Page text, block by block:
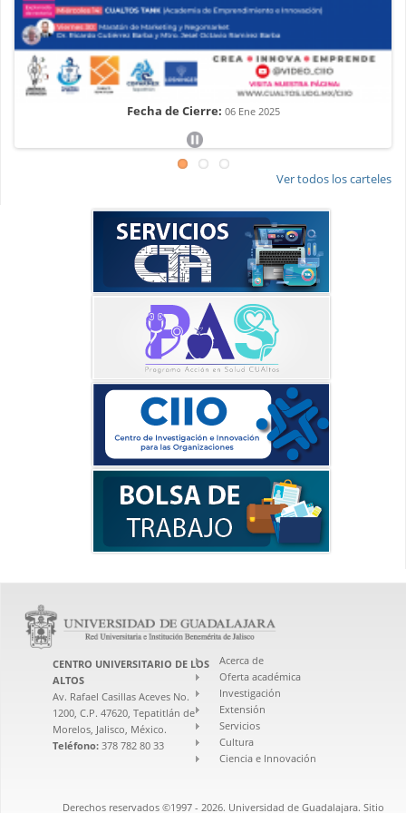
Fecha de Cierre: 06 Ene 2025
Pause
Ver todos los carteles
CENTRO UNIVERSITARIO DE LOS
ALTOS
Av. Rafael Casillas Aceves No.
1200, C.P. 47620, Tepatitlán de
Morelos, Jalisco, México.
Teléfono: 378 782 80 33
Acerca de
Oferta académica
Investigación
Extensión
Servicios
Cultura
Ciencia e Innovación
Derechos reservados ©1997 - 2026. Universidad de Guadalajara. Sitio